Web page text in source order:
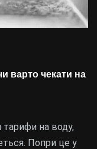
варто чекати на
тарифи на воду,
Попри це у